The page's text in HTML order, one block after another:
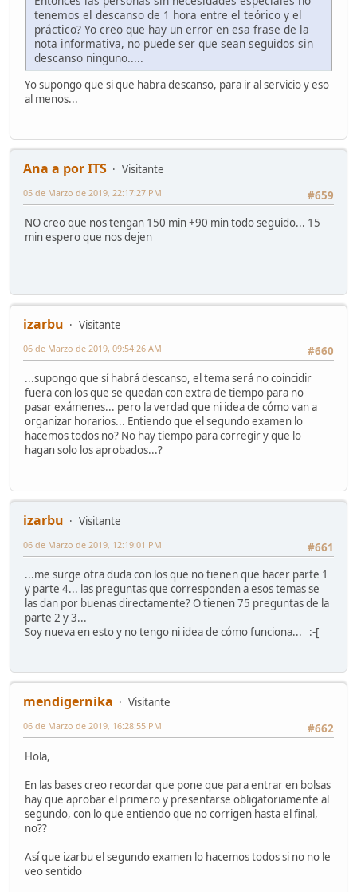
tenemos el descanso de 1 hora entre el teórico y el
práctico? Yo creo que hay un error en esa frase de la
nota informativa, no puede ser que sean seguidos sin
descanso ninguno.....
Yo supongo que si que habra descanso, para ir al servicio y eso
al menos...
Ana a por ITS
Visitante
#659
05 de Marzo de 2019, 22:17:27 PM
NO creo que nos tengan 150 min +90 min todo seguido... 15
min espero que nos dejen
izarbu
Visitante
#660
06 de Marzo de 2019, 09:54:26 AM
...supongo que sí habrá descanso, el tema será no coincidir
fuera con los que se quedan con extra de tiempo para no
pasar exámenes... pero la verdad que ni idea de cómo van a
organizar horarios... Entiendo que el segundo examen lo
hacemos todos no? No hay tiempo para corregir y que lo
hagan solo los aprobados...?
izarbu
Visitante
#661
06 de Marzo de 2019, 12:19:01 PM
...me surge otra duda con los que no tienen que hacer parte 1
y parte 4... las preguntas que corresponden a esos temas se
las dan por buenas directamente? O tienen 75 preguntas de la
parte 2 y 3...
Soy nueva en esto y no tengo ni idea de cómo funciona... :-[
mendigernika
Visitante
#662
06 de Marzo de 2019, 16:28:55 PM
Hola,
En las bases creo recordar que pone que para entrar en bolsas
hay que aprobar el primero y presentarse obligatoriamente al
segundo, con lo que entiendo que no corrigen hasta el final,
no??
Así que izarbu el segundo examen lo hacemos todos si no no le
veo sentido